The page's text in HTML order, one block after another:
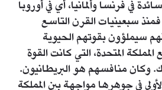
في فرنسا وألمانيا، أي في أوروبا
فمنذ سبعينيات القرن التاسع
سيملؤون بقوتهم الحيوية
المتحدة، التي كانت القوة
وكان منافسهم هو البريطانيون.
في جوهرها مواجهة بين المملكة